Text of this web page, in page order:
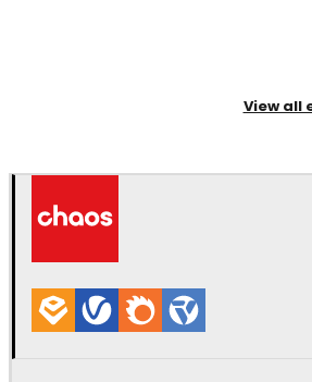
View all